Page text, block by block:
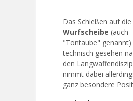
Das Schießen auf die
Wurfscheibe (auch
"Tontaube"
technisch gesehen
den
nimmt dabei
ganz besondere